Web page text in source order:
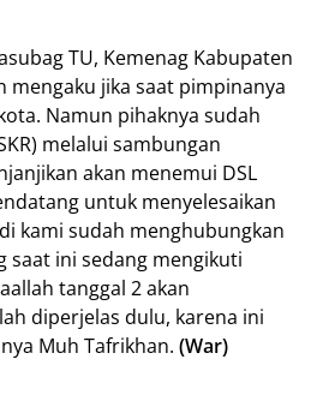
TU, Kemenag Kabupaten
mengaku jika saat pimpinanya
Namun pihaknya sudah
melalui sambungan
akan menemui DSL
untuk menyelesaikan
kami sudah menghubungkan
saat ini sedang mengikuti
tanggal 2 akan
diperjelas dulu, karena ini
Muh Tafrikhan. (War)